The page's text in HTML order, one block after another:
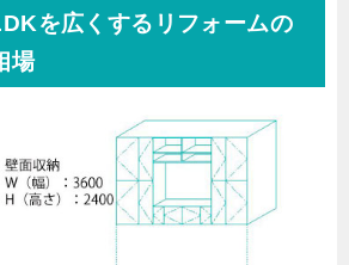
を広くするリフォームの
場